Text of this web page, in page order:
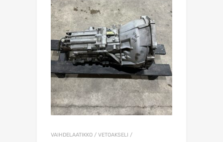
VAIHDELAATIKKO / VETOAKSELI /